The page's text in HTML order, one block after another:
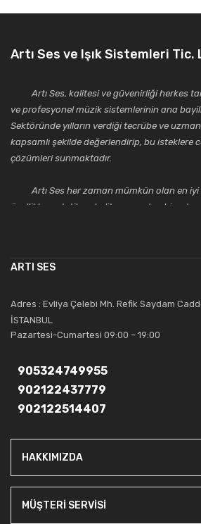
Artı Ses ve Işık Sistemleri Tic.
Artı Ses, kalitesi ve güvenirliği herkes
ve profesyonel müzik sistemlerinin ana
Sektöründe yılların verdiği tecrübe ve
kapsamlı şekilde değerlendirip, bu isteklere
çözümleri sunmaktadır.
Artı Ses her zaman mümkün olan en iyi
özellikler, estetik ve kalite açısından bir
saygıdeğer yerini kazanmıştır.
Artı Ses, güler yüzü ve deneyimi ile bu gün
güvenebileceğiniz bir tercihtir.
ARTI SES
Adres : Evliya Çelebi Mh. Refik Saydam
İSTANBUL
Pazartesi-Cumartesi 09:00 – 19:00
905324749955
902122437779
902122514407
HAKKIMIZDA
MÜŞTERİ SERVİSİ